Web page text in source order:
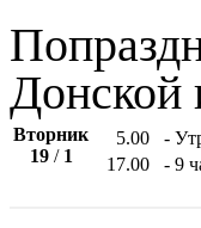
Донской
Вторник
19/ 1
5.00
-
17.00
- 9